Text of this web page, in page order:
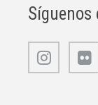
Síguenos